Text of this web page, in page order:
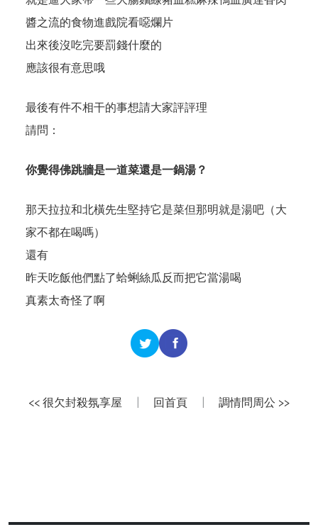
醬之流的食物進戲院看噁爛片
出來後沒吃完要罰錢什麼的
應該很有意思哦
最後有件不相干的事想請大家評評理
請問：
你覺得佛跳牆是一道菜還是一鍋湯？
那天拉拉和北橫先生堅持它是菜但那明就是湯吧（大
家不都在喝嗎）
還有
昨天吃飯他們點了蛤蜊絲瓜反而把它當湯喝
真素太奇怪了啊
<< 很欠封殺氛享屋 回首頁 調情問周公 >>